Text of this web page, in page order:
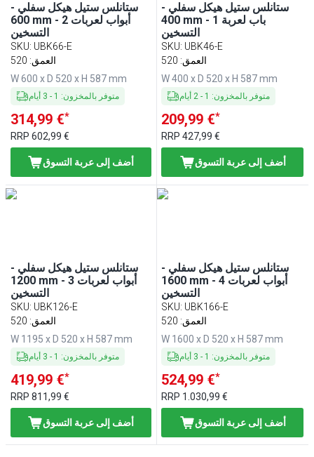
ستانلس ستيل هيكل سفلي -
600 mm - 2 أبواب لعربات
التسخين
SKU: UBK66-E
العمق: 520
W 600 x D 520 x H 587 mm
متوفر بالمخزون:
1
-
3 أيام
314,99 €*
RRP 602,99 €
أضف إلى عربة التسوق
ستانلس ستيل هيكل سفلي -
400 mm - 1 باب لعربة
التسخين
SKU: UBK46-E
العمق: 520
W 400 x D 520 x H 587 mm
متوفر بالمخزون:
1
-
2 أيام
209,99 €*
RRP427,99 €
أضف إلى عربة التسوق
ستانلس ستيل هيكل سفلي -
1200 mm - 3 أبواب لعربات
التسخين
SKU: UBK126-E
العمق: 520
W 1195 x D 520 x H 587 mm
متوفر بالمخزون:
1
-
3 أيام
419,99 €*
RRP 811,99 €
أضف إلى عربة التسوق
ستانلس ستيل هيكل سفلي -
1600 mm - 4 أبواب لعربات
التسخين
SKU: UBK166-E
العمق: 520
W 1600 x D 520 x H 587 mm
متوفر بالمخزون:
1
-
3 أيام
524,99 €*
RRP 1.030,99 €
أضف إلى عربة التسوق